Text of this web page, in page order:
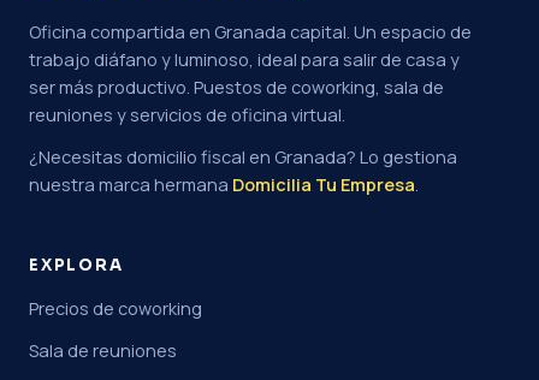
Oficina compartida en Granada capital. Un espacio de
trabajo diáfano y luminoso, ideal para salir de casa y
ser más productivo. Puestos de coworking, sala de
reuniones y servicios de oficina virtual.
¿Necesitas domicilio fiscal en Granada? Lo gestiona
nuestra marca hermana Domicilia Tu Empresa.
EXPLORA
Precios de coworking
Sala de reuniones